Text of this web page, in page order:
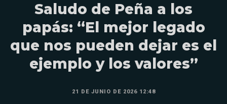
Saludo de Peña a los
papás: “El mejor legado
que nos pueden dejar es el
ejemplo y los valores”
21 DE JUNIO DE 2026 12:48